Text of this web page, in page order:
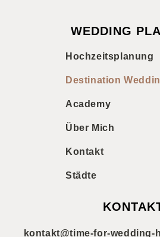
WEDDING
Hochzeitsplanung
Destination
Academy
Über Mich
Kontakt
Städte
kontakt@time-for-